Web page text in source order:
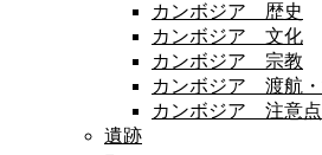
カンボジア 歴史
カンボジア 文化
カンボジア 宗教
カンボジア 渡航・
カンボジア 注意点
遺跡